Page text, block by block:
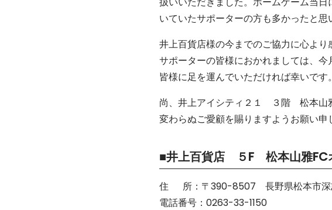
いていたサポーターの方も多かったと思
井上百貨店様の今までのご協力に心より
サポーターの皆様におかれましては、
皆様に足を運んでいただければ幸いです。
尚、井上アイシティ２１ ３階 松本山
変わらぬご愛顧を賜りますようお願い申
■井上百貨店 ５F 松本山雅FC
住 所：〒390-8507 長野県松本市深
電話番号：0263-33-1150